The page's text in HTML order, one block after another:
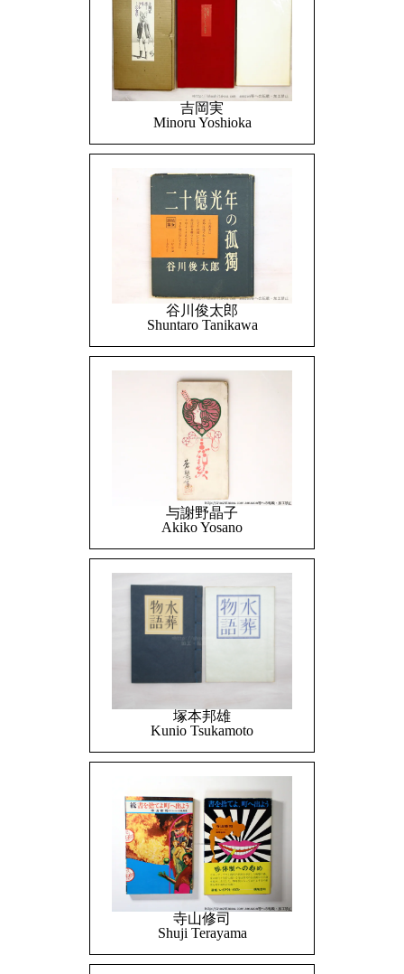
吉岡実
Minoru Yoshioka
谷川俊太郎
Shuntaro Tanikawa
与謝野晶子
Akiko Yosano
塚本邦雄
Kunio Tsukamoto
寺山修司
Shuji Terayama